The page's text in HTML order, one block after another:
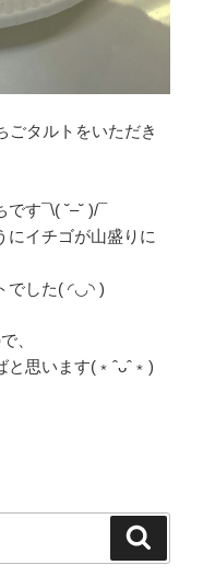
ごタルトをいただき
す¯\( ˘–˘ )/¯
にイチゴが山盛りに
でした( ◜◡◝ )
、
思います(﹡ˆᴗˆ﹡)